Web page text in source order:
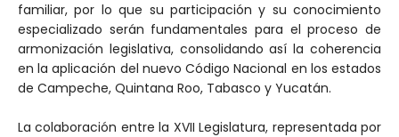
familiar, por lo que su participación y su conocimiento
especializado serán fundamentales para el proceso de
armonización legislativa, consolidando así la coherencia
en la aplicación del nuevo Código Nacional en los estados
de Campeche, Quintana Roo, Tabasco y Yucatán.
La colaboración entre la XVII Legislatura, representada por